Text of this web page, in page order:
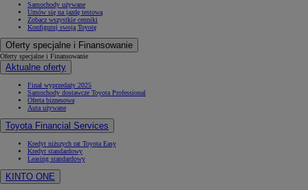
Samochody używane
Umów się na jazdę testową
Zobacz wszystkie cenniki
Konfiguruj swoją Toyotę
Oferty specjalne i Finansowanie
Oferty specjalne i Finansowanie
Aktualne oferty
Finał wyprzedaży 2025
Samochody dostawcze Toyota Professional
Oferta biznesowa
Auta używane
Toyota Financial Services
Kredyt niższych rat Toyota Easy
Kredyt standardowy
Leasing standardowy
KINTO ONE